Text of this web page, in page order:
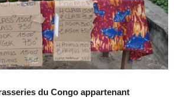
du Congo appartenant